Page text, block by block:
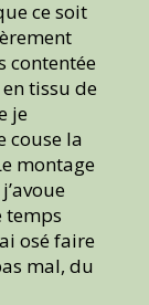
ce soit
contentée
tissu de
je
couse la
montage
temps
osé faire
mal, du